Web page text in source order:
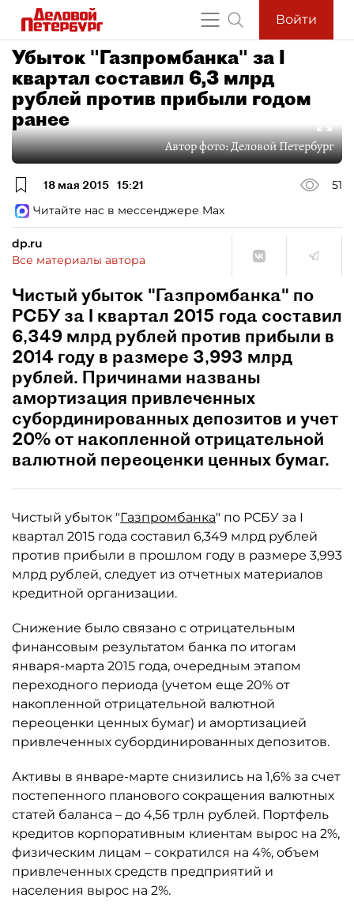
Войти
Убыток "Газпромбанка" за I
квартал составил 6,3 млрд
рублей против прибыли годом
ранее
Автор фото:Деловой Петербург
18 мая 2015 15:21
51
Читайте нас в мессенджере Max
dp.ru
Все материалы автора
Чистый убыток "Газпромбанка" по
РСБУ за I квартал 2015 года составил
6,349 млрд рублей против прибыли в
2014 году в размере 3,993 млрд
рублей. Причинами названы
амортизация привлеченных
субординированных депозитов и учет
20% от накопленной отрицательной
валютной переоценки ценных бумаг.
Чистый убыток "Газпромбанка" по РСБУ за I
квартал 2015 года составил 6,349 млрд рублей
против прибыли в прошлом году в размере 3,993
млрд рублей, следует из отчетных материалов
кредитной организации.
Снижение было связано с отрицательным
финансовым результатом банка по итогам
января-марта 2015 года, очередным этапом
переходного периода (учетом еще 20% от
накопленной отрицательной валютной
переоценки ценных бумаг) и амортизацией
привлеченных субординированных депозитов.
Активы в январе-марте снизились на 1,6% за счет
постепенного планового сокращения валютных
статей баланса – до 4,56 трлн рублей. Портфель
кредитов корпоративным клиентам вырос на 2%,
физическим лицам – сократился на 4%, объем
привлеченных средств предприятий и
населения вырос на 2%.